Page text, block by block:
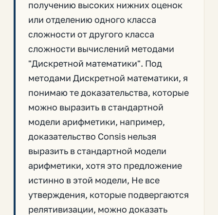
получению высоких нижних оценок
или отделению одного класса
сложности от другого класса
сложности вычислений методами
"Дискретной математики". Под
методами Дискретной математики, я
понимаю те доказательства, которые
можно выразить в стандартной
модели арифметики, например,
доказательство Consis нельзя
выразить в стандартной модели
арифметики, хотя это предложение
истинно в этой модели, Не все
утверждения, которые подвергаются
релятивизации, можно доказать